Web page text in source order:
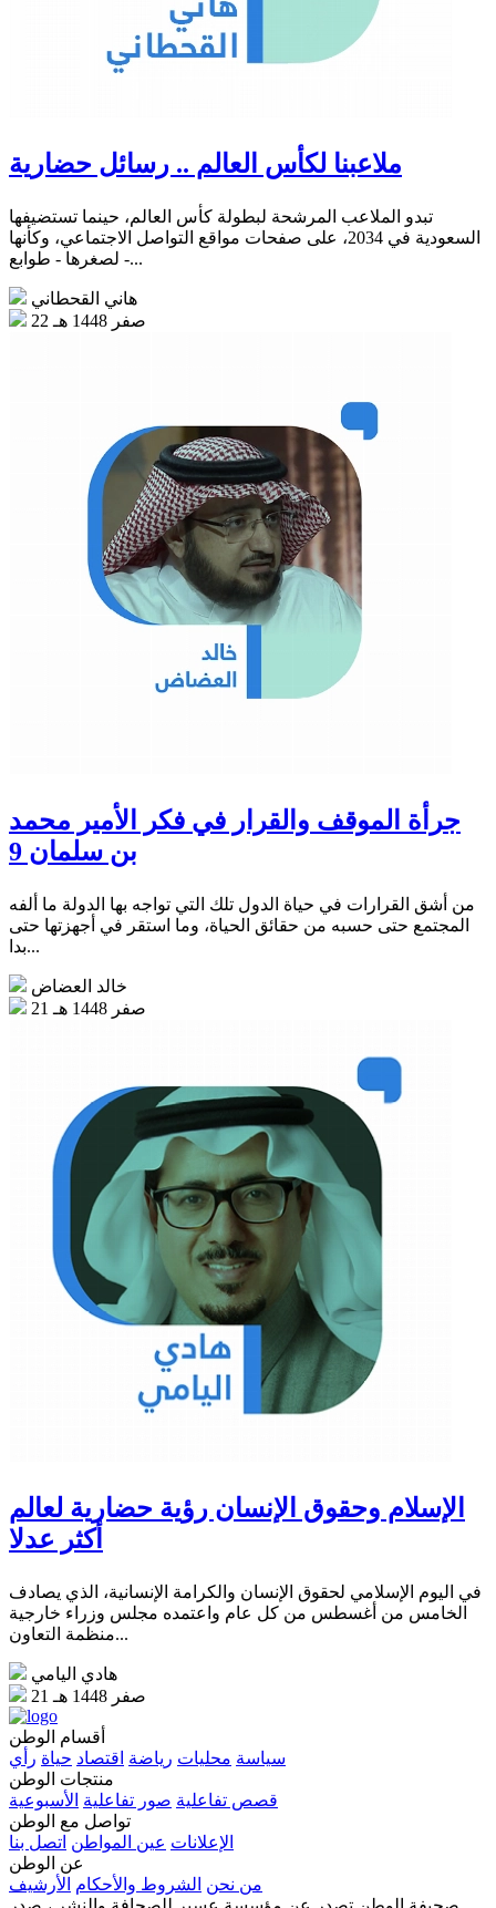
ملاعبنا لكأس العالم .. رسائل حضارية
تبدو الملاعب المرشحة لبطولة كأس العالم، حينما تستضيفها
السعودية في 2034، على صفحات مواقع التواصل الاجتماعي، وكأنها
- لصغرها - طوابع...
هاني القحطاني
22 صفر 1448 هـ
جرأة الموقف والقرار في فكر الأمير محمد
بن سلمان 9
من أشق القرارات في حياة الدول تلك التي تواجه بها الدولة ما ألفه
المجتمع حتى حسبه من حقائق الحياة، وما استقر في أجهزتها حتى
بدا...
خالد العضاض
21 صفر 1448 هـ
الإسلام وحقوق الإنسان رؤية حضارية لعالم
أكثر عدلا
في اليوم الإسلامي لحقوق الإنسان والكرامة الإنسانية، الذي يصادف
الخامس من أغسطس من كل عام واعتمده مجلس وزراء خارجية
منظمة التعاون...
هادي اليامي
21 صفر 1448 هـ
أقسام الوطن
سياسة محليات رياضة اقتصاد حياة رأي
منتجات الوطن
قصص تفاعلية صور تفاعلية الأسبوعية
تواصل مع الوطن
الإعلانات عين المواطن اتصل بنا
عن الوطن
من نحن الشروط والأحكام الأرشيف